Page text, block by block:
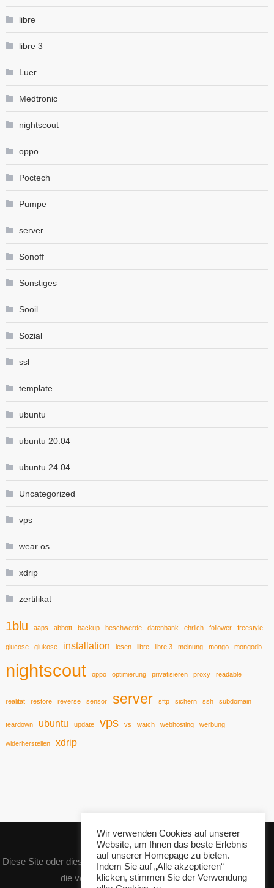
libre
libre 3
Luer
Medtronic
nightscout
oppo
Poctech
Pumpe
server
Sonoff
Sonstiges
Sooil
Sozial
ssl
template
ubuntu
ubuntu 20.04
ubuntu 24.04
Uncategorized
vps
wear os
xdrip
zertifikat
1blu aaps abbott backup beschwerde datenbank ehrlich follower freestyle
glucose glukose installation lesen libre libre 3 meinung mongo mongodb
nightscout oppo optimierung privatisieren proxy readable
realität restore reverse sensor server sftp sichern ssh subdomain
teardown ubuntu update vps vs watch webhosting werbung
widerherstellen xdrip
Diese Site oder dieses Produkt enthält IP2Location LITE-Daten,
die von
https://lite.ip2location.com.
Wir verwenden Cookies auf unserer
Website, um Ihnen das beste Erlebnis
auf unserer Homepage zu bieten.
Indem Sie auf „Alle akzeptieren“
klicken, stimmen Sie der Verwendung